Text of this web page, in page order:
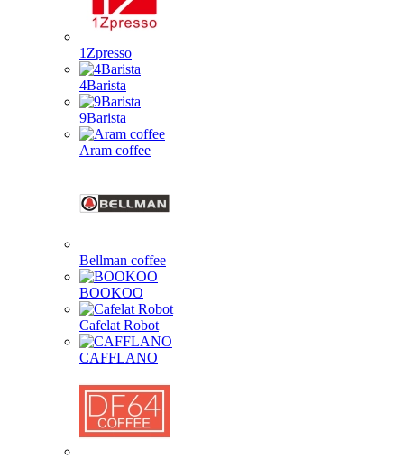
1Zpresso
4Barista
9Barista
Aram coffee
Bellman coffee
BOOKOO
Cafelat Robot
CAFFLANO